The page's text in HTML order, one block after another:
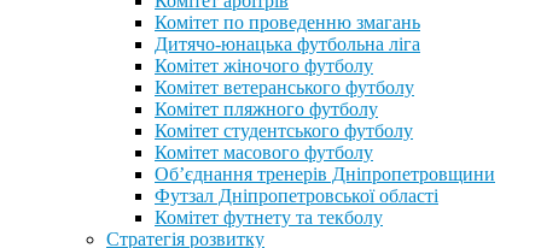
Комітет по проведенню змагань
Дитячо-юнацька футбольна ліга
Комітет жіночого футболу
Комітет ветеранського футболу
Комітет пляжного футболу
Комітет студентського футболу
Комітет масового футболу
Обʼєднання тренерів Дніпропетровщини
Футзал Дніпропетровської області
Комітет футнету та текболу
Стратегія розвитку